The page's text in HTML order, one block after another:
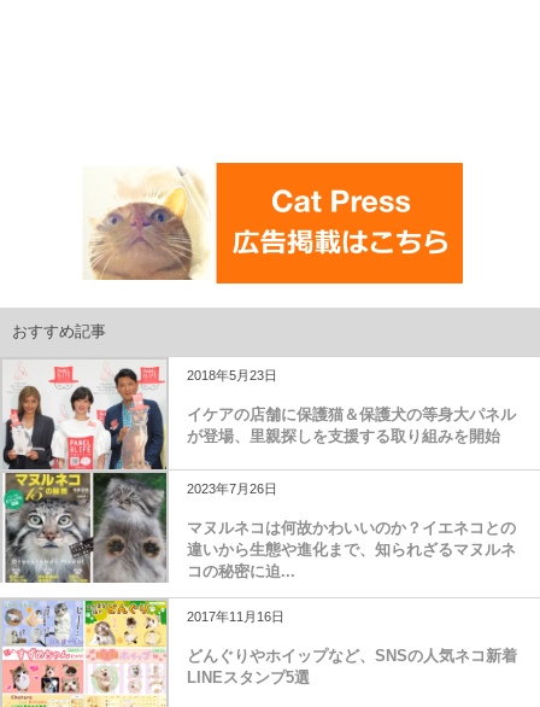
おすすめ記事
2018年5月23日
イケアの店舗に保護猫＆保護犬の等身大パネル
が登場、里親探しを支援する取り組みを開始
2023年7月26日
マヌルネコは何故かわいいのか？イエネコとの
違いから生態や進化まで、知られざるマヌルネ
コの秘密に迫...
2017年11月16日
どんぐりやホイップなど、SNSの人気ネコ新着
LINEスタンプ5選